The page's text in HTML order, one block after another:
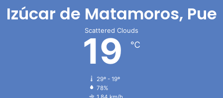
Izúcar de Matamoros, Pue
Scattered Clouds
19 ℃
29º - 19º
78%